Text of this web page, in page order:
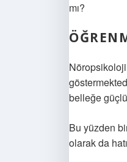
mı?
belleğe
Bu yüzden
olarak da